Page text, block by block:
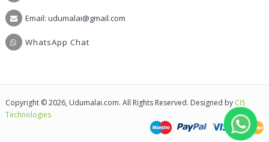
Email: udumalai@gmail.com
WhatsApp Chat
Copyright © 2026, Udumalai.com. All Rights Reserved. Designed by CIS
Technologies